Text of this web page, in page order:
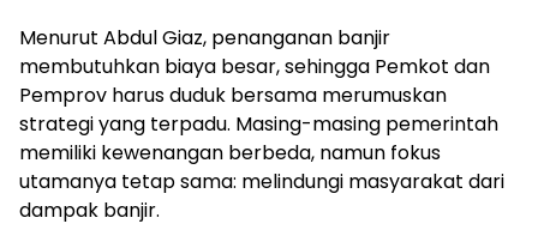
Menurut Abdul Giaz, penanganan banjir
membutuhkan biaya besar, sehingga Pemkot dan
Pemprov harus duduk bersama merumuskan
strategi yang terpadu. Masing-masing pemerintah
memiliki kewenangan berbeda, namun fokus
utamanya tetap sama: melindungi masyarakat dari
dampak banjir.